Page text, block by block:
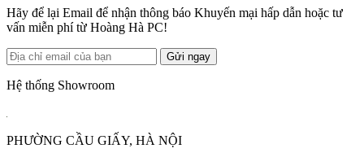
Hãy để lại Email để nhận thông báo Khuyến mại hấp dẫn hoặc tư
vấn miễn phí từ Hoàng Hà PC!
Gửi ngay
Hệ thống Showroom
PHƯỜNG CẦU GIẤY, HÀ NỘI